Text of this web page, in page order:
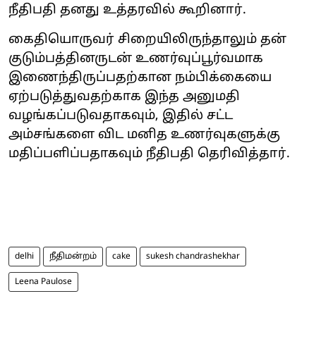
நீதிபதி தனது உத்தரவில் கூறினார்.
கைதியொருவர் சிறையிலிருந்தாலும் தன்
குடும்பத்தினருடன் உணர்வுப்பூர்வமாக
இணைந்திருப்பதற்கான நம்பிக்கையை
ஏற்படுத்துவதற்காக இந்த அனுமதி
வழங்கப்படுவதாகவும், இதில் சட்ட
அம்சங்களை விட மனித உணர்வுகளுக்கு
மதிப்பளிப்பதாகவும் நீதிபதி தெரிவித்தார்.
delhi நீதிமன்றம் cake sukesh chandrashekhar
Leena Paulose